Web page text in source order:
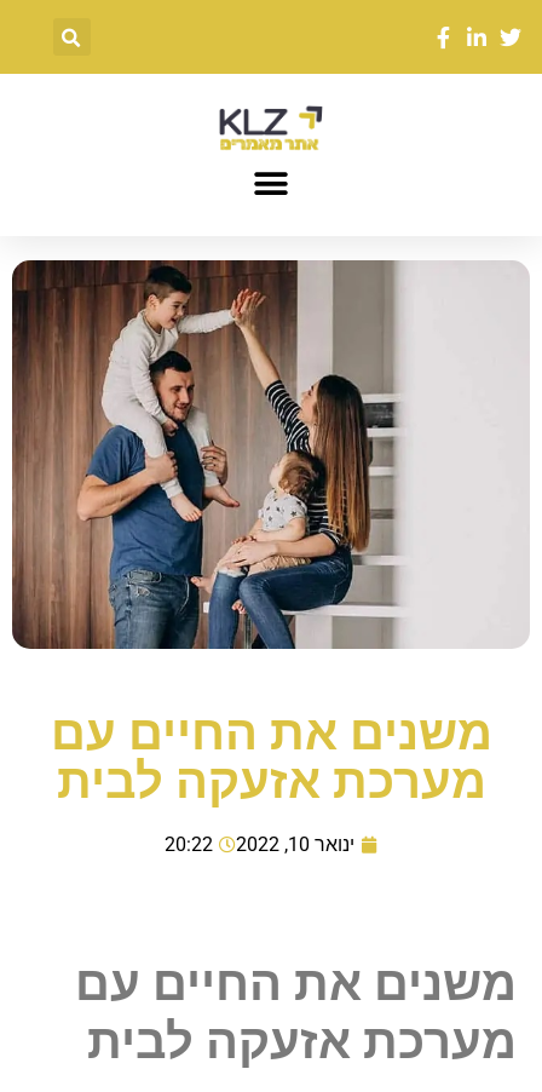
משנים את החיים עם
מערכת אזעקה לבית
ינואר 10, 2022 20:22
משנים את החיים עם
מערכת אזעקה לבית